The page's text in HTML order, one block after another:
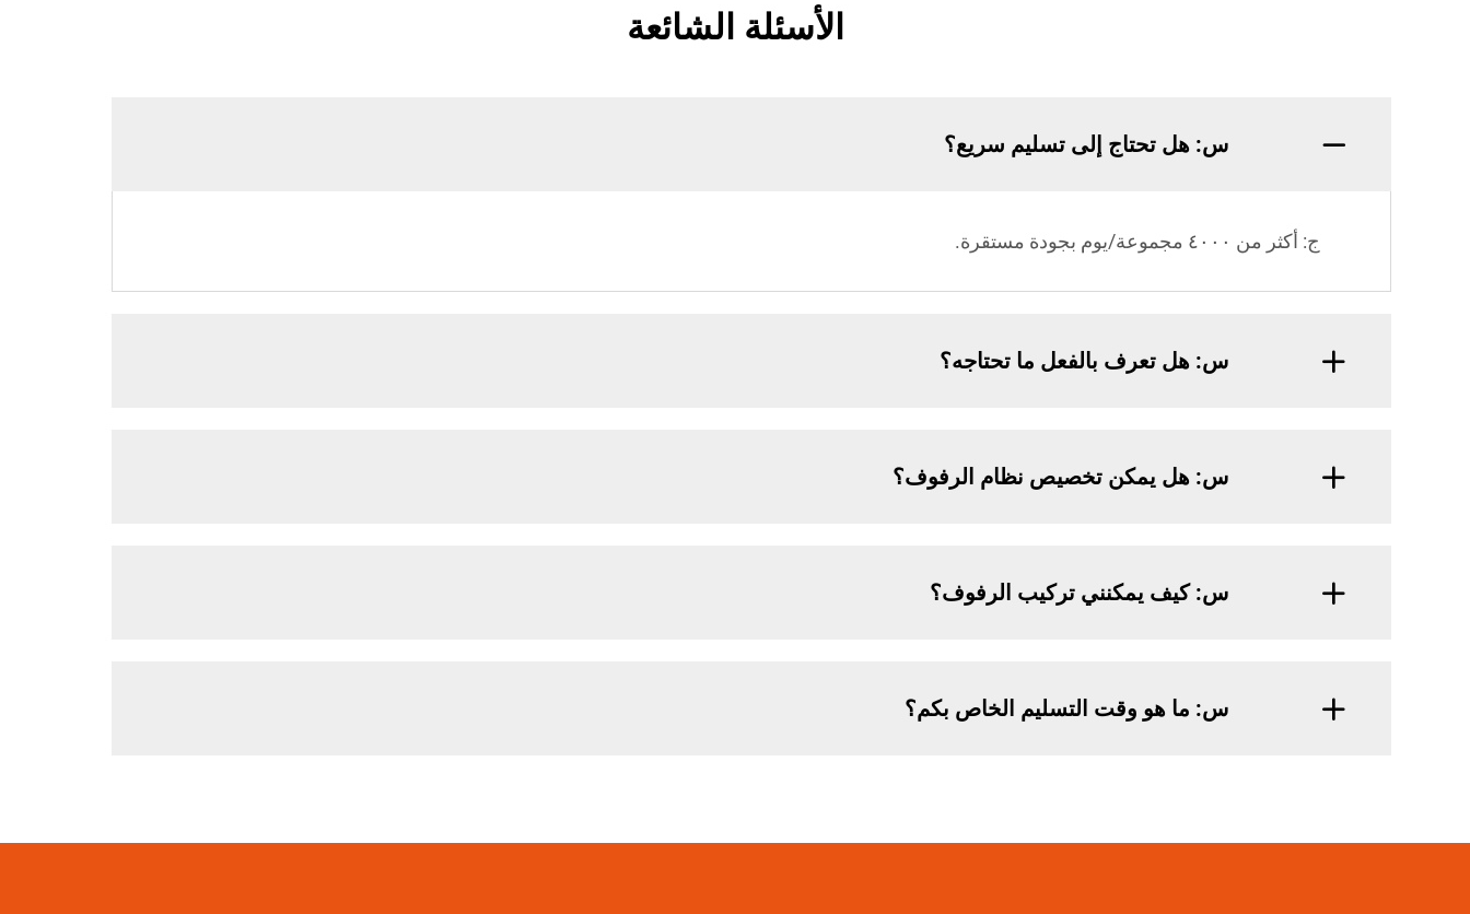
الأسئلة الشائعة
س: هل تحتاج إلى تسليم سريع؟
ج: أكثر من ٤٠٠٠ مجموعة/يوم بجودة مستقرة.
س: هل تعرف بالفعل ما تحتاجه؟
س: هل يمكن تخصيص نظام الرفوف؟
س: كيف يمكنني تركيب الرفوف؟
س: ما هو وقت التسليم الخاص بكم؟